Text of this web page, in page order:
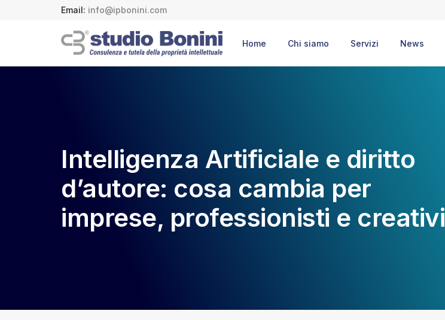
Email: info@ipbonini.com
Home Chi siamo Servizi News
Intelligenza Artificiale e diritto
d’autore: cosa cambia per
imprese, professionisti e creativi